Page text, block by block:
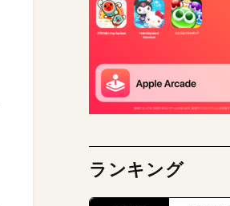
ランキング